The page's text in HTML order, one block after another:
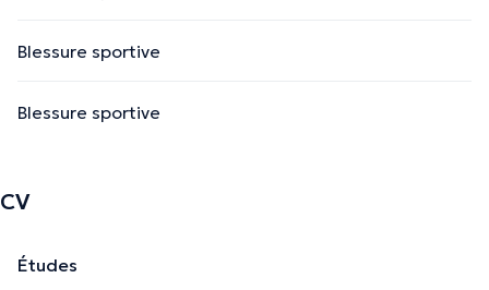
Blessure sportive
Blessure sportive
CV
Études